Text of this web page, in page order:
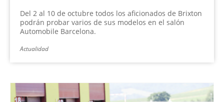
Del 2 al 10 de octubre todos los aficionados de Brixton
podrán probar varios de sus modelos en el salón
Automobile Barcelona.
Actualidad